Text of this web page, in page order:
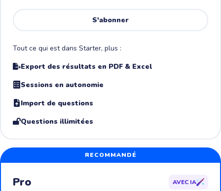
S'abonner
Tout ce qui est dans Starter, plus :
Export des résultats en PDF & Excel
Sessions en autonomie
Import de questions
Questions illimitées
RECOMMANDÉ
Pro AVEC IA